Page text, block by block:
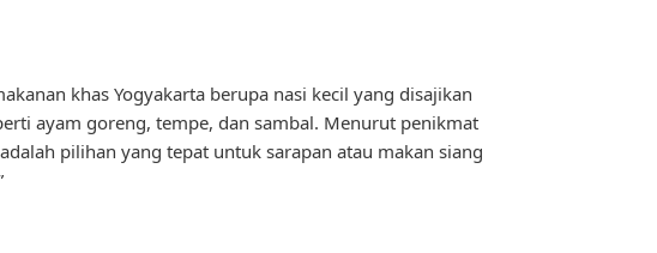
khas Yogyakarta berupa nasi kecil yang disajikan
ayam goreng, tempe, dan sambal. Menurut penikmat
pilihan yang tepat untuk sarapan atau makan siang